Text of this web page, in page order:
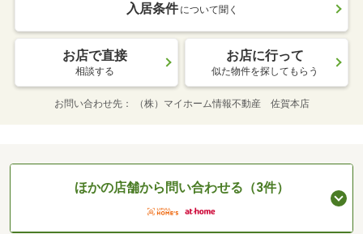
入居条件 について聞く
お店で直接
相談する
お店に行って
似た物件を探してもらう
お問い合わせ先 （株）マイホーム情報不動産 佐賀本店
ほかの店舗から問い合わせる（3件）